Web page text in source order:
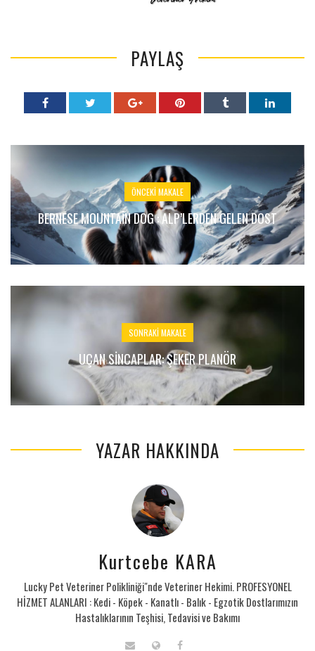
PAYLAŞ
ÖNCEKI MAKALE
BERNESE MOUNTAIN DOG : ALP’LERDEN GELEN DOST
SONRAKI MAKALE
UÇAN SINCAPLAR: ŞEKER PLANÖR
YAZAR HAKKINDA
Kurtcebe KARA
Lucky Pet Veteriner Polikliniği"nde Veteriner Hekimi. PROFESYONEL
HİZMET ALANLARI : Kedi - Köpek - Kanatlı - Balık - Egzotik Dostlarımızın
Hastalıklarının Teşhisi, Tedavisi ve Bakımı